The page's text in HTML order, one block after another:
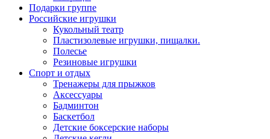
Подарки группе
Российские игрушки
Кукольный театр
Пластизолевые игрушки, пищалки.
Полесье
Резиновые игрушки
Спорт и отдых
Тренажеры для прыжков
Аксессуары
Бадминтон
Баскетбол
Детские боксерские наборы